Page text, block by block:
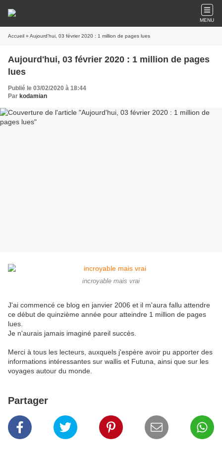
MENU
Accueil » Aujourd'hui, 03 février 2020 : 1 million de pages lues
Aujourd'hui, 03 février 2020 : 1 million de pages
lues
Publié le 03/02/2020 à 18:44
Par kodamian
incroyable mais vrai
J'ai commencé ce blog en janvier 2006 et il m'aura fallu attendre
ce début de quinzième année pour atteindre 1 million de pages
lues.
Je n'aurais jamais imaginé pareil succès.
Merci à tous les lecteurs, auxquels j'espère avoir pu apporter des
informations intéressantes sur wallis et Futuna, ainsi que sur les
voyages autour du monde.
Partager